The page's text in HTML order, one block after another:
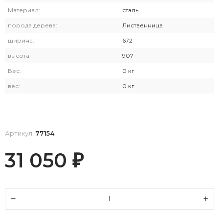
Материал: сталь
порода дерева: Лиственница
ширина: 672
высота: 907
Вес: 0 кг
вес: 0 кг
Артикул: 77154
31 050 ₽